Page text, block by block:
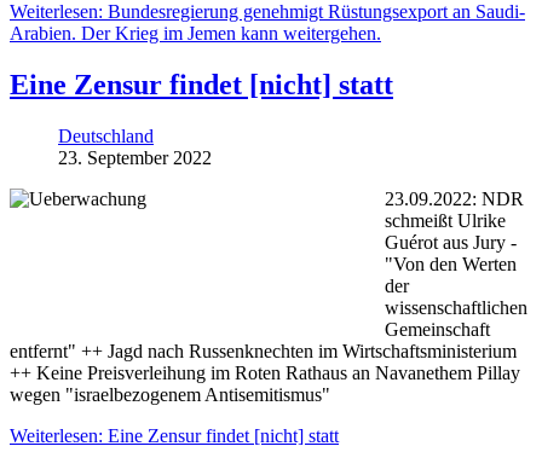
Weiterlesen: Bundesregierung genehmigt Rüstungsexport an Saudi-
Arabien. Der Krieg im Jemen kann weitergehen.
Eine Zensur findet [nicht] statt
Deutschland
23. September 2022
23.09.2022: NDR
schmeißt Ulrike
Guérot aus Jury -
"Von den Werten
der
wissenschaftlichen
Gemeinschaft
entfernt" ++ Jagd nach Russenknechten im Wirtschaftsministerium
++ Keine Preisverleihung im Roten Rathaus an Navanethem Pillay
wegen "israelbezogenem Antisemitismus"
Weiterlesen: Eine Zensur findet [nicht] statt